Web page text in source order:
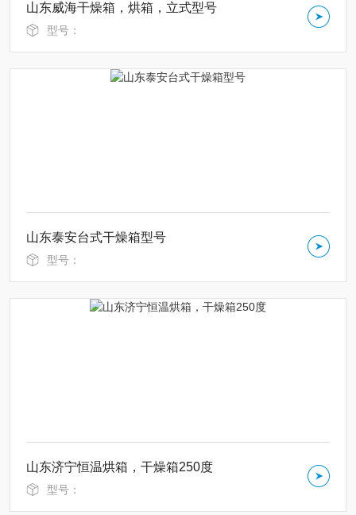
山东威海干燥箱，烘箱，立式型号
型号：
山东泰安台式干燥箱型号
型号：
山东济宁恒温烘箱，干燥箱250度
型号：